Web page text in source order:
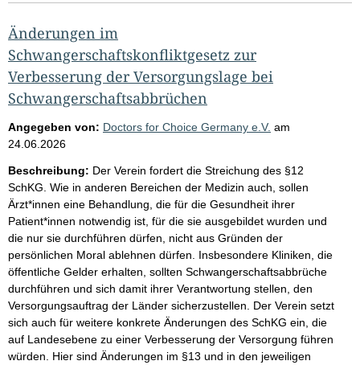
Änderungen im
Schwangerschaftskonfliktgesetz zur
Verbesserung der Versorgungslage bei
Schwangerschaftsabbrüchen
Angegeben von: Doctors for Choice Germany e.V. am
24.06.2026
Beschreibung: Der Verein fordert die Streichung des §12
SchKG. Wie in anderen Bereichen der Medizin auch, sollen
Ärzt*innen eine Behandlung, die für die Gesundheit ihrer
Patient*innen notwendig ist, für die sie ausgebildet wurden und
die nur sie durchführen dürfen, nicht aus Gründen der
persönlichen Moral ablehnen dürfen. Insbesondere Kliniken, die
öffentliche Gelder erhalten, sollten Schwangerschaftsabbrüche
durchführen und sich damit ihrer Verantwortung stellen, den
Versorgungsauftrag der Länder sicherzustellen. Der Verein setzt
sich auch für weitere konkrete Änderungen des SchKG ein, die
auf Landesebene zu einer Verbesserung der Versorgung führen
würden. Hier sind Änderungen im §13 und in den jeweiligen